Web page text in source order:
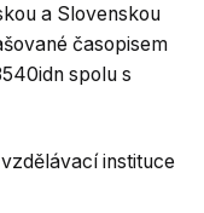
a Slovenskou
časopisem
spolu s
instituce